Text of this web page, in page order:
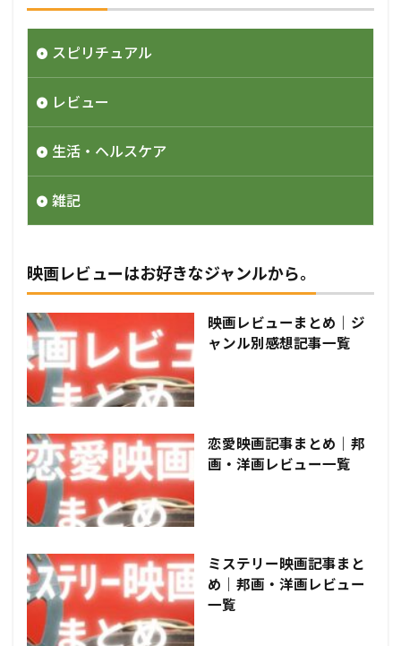
スピリチュアル
レビュー
生活・ヘルスケア
雑記
映画レビューはお好きなジャンルから。
映画レビューまとめ｜ジ
ャンル別感想記事一覧
恋愛映画記事まとめ｜邦
画・洋画レビュー一覧
ミステリー映画記事まと
め｜邦画・洋画レビュー
一覧